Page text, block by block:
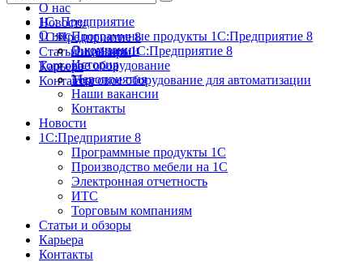
О нас
Новости
1С:Предприятие 8
Статьи и обзоры
Карьера
Контакты
1С: Предприятие
Программные продукты 1С:Предприятие 8
Лицензии 1С:Предприятие 8
Торговое оборудование
Торговое оборудование для автоматизации
О нас
О компании
История
Мероприятия
Наши вакансии
Контакты
Новости
1С:Предприятие 8
Программные продукты 1С
Производство мебели на 1С
Электронная отчетность
ИТС
Торговым компаниям
Статьи и обзоры
Карьера
Контакты